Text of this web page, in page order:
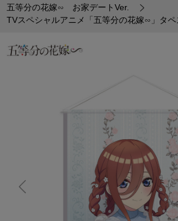
五等分の花嫁∽ お家デートVer.
TVスペシャルアニメ「五等分の花嫁∽」タペ